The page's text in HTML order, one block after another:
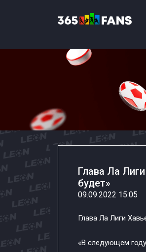
Глава Ла
будет»
09.09.2022 15:05
Глава Ла Лиги
«В следующем